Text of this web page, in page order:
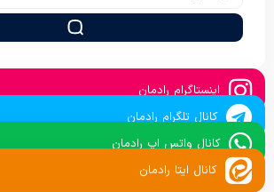
اینستاگرام رادمان
کانال تلگرام رادمان
کانال واتس اپ رادمان
کانال ایتا رادمان